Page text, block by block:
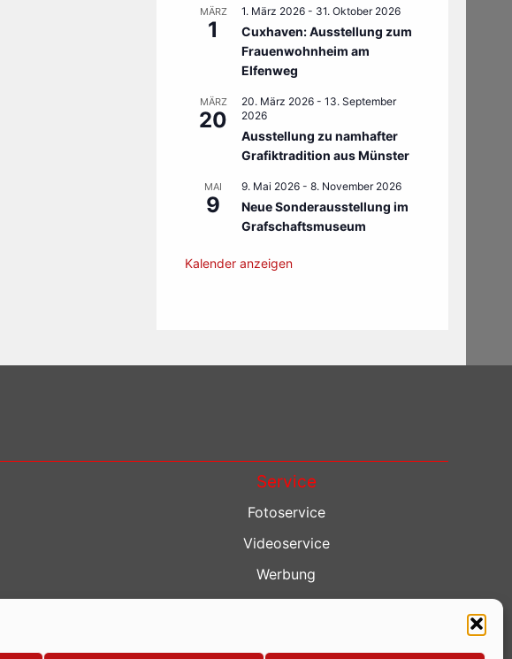
MÄRZ
1
1. März 2026 - 31. Oktober 2026
Cuxhaven: Ausstellung zum
Frauenwohnheim am
Elfenweg
MÄRZ
20
20. März 2026 - 13. September
2026
Ausstellung zu namhafter
Grafiktradition aus Münster
MAI
9
9. Mai 2026 - 8. November 2026
Neue Sonderausstellung im
Grafschaftsmuseum
Kalender anzeigen
Service
Fotoservice
Videoservice
Werbung